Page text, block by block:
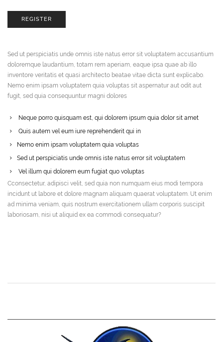
REGISTER
Sed ut perspiciatis unde omnis iste natus error sit voluptatem accusantium
doloremque laudantium, totam rem aperiam, eaque ipsa quae ab illo
inventore veritatis et quasi architecto beatae vitae dicta sunt explicabo.
Nemo enim ipsam voluptatem quia voluptas sit aspernatur aut odit aut
fugit, sed quia consequuntur magni dolores
Neque porro quisquam est, qui dolorem ipsum quia dolor sit amet
Quis autem vel eum iure reprehenderit qui in
Nemo enim ipsam voluptatem quia voluptas
Sed ut perspiciatis unde omnis iste natus error sit voluptatem
Vel illum qui dolorem eum fugiat quo voluptas
Cconsectetur, adipisci velit, sed quia non numquam eius modi tempora
incidunt ut labore et dolore magnam aliquam quaerat voluptatem. Ut enim
ad minima veniam, quis nostrum exercitationem ullam corporis suscipit
laboriosam, nisi ut aliquid ex ea commodi consequatur?